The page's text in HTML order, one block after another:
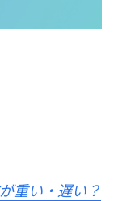
重い・遅い？